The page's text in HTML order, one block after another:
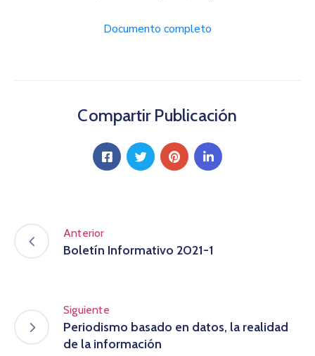
Documento completo
Compartir Publicación
Anterior
Boletín Informativo 2021-1
Siguiente
Periodismo basado en datos, la realidad
de la información